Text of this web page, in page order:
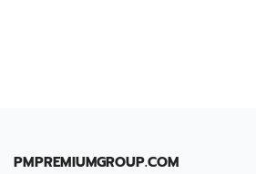
PMPREMIUMGROUP.COM